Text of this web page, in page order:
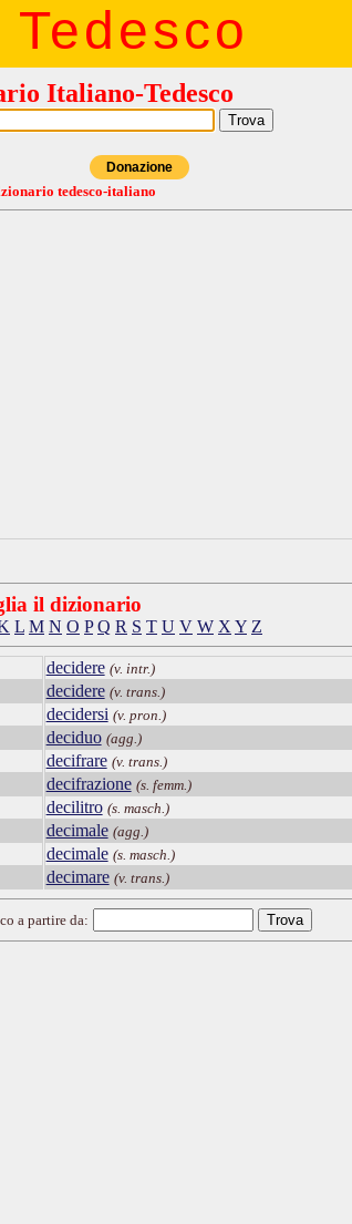
Italiano-Tedesco
Donazione
tedesco-italiano
il dizionario
L M N O P Q R S T U V W X Y Z
decidere (v. intr.)
decidere (v. trans.)
decidersi (v. pron.)
deciduo (agg.)
decifrare (v. trans.)
decifrazione (s. femm.)
decilitro (s. masch.)
decimale (agg.)
decimale (s. masch.)
decimare (v. trans.)
a partire da: